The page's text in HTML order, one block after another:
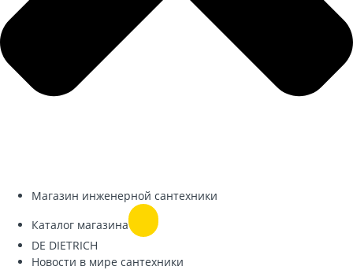
Магазин инженерной сантехники
Каталог магазина
DE DIETRICH
Новости в мире сантехники